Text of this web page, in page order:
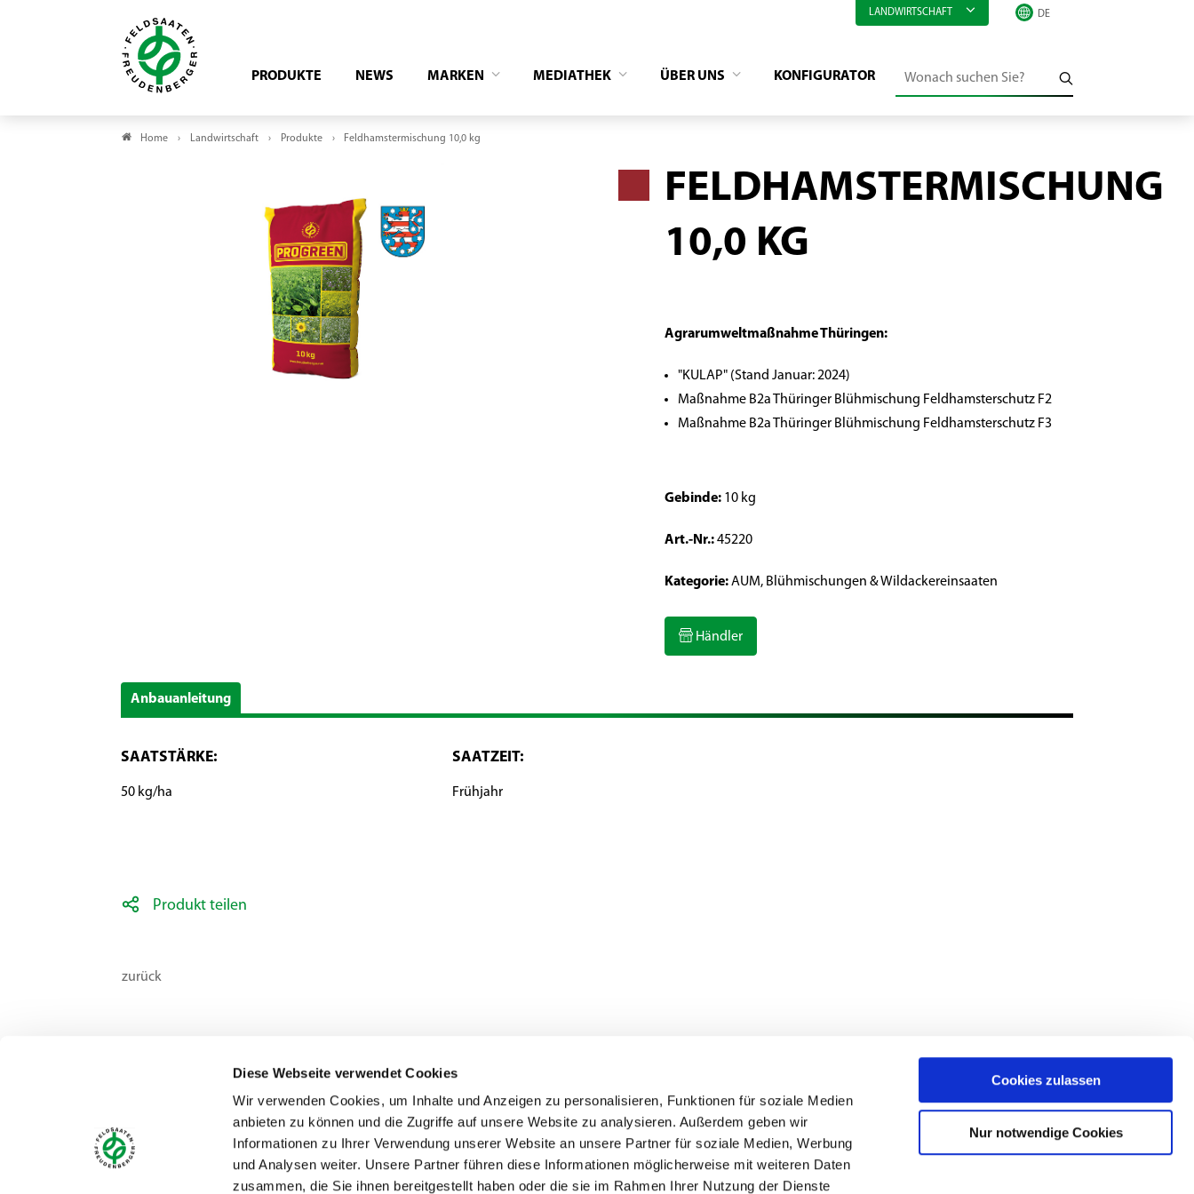
Diese Webseite verwendet Cookies
Wir verwenden Cookies, um Inhalte und Anzeigen zu personalisieren, Funktionen für soziale Medien
anbieten zu können und die Zugriffe auf unsere Website zu analysieren. Außerdem geben wir
Informationen zu Ihrer Verwendung unserer Website an unsere Partner für soziale Medien, Werbung
und Analysen weiter. Unsere Partner führen diese Informationen möglicherweise mit weiteren Daten
zusammen, die Sie ihnen bereitgestellt haben oder die sie im Rahmen Ihrer Nutzung der Dienste
Cookies zulassen
Nur notwendige Cookies
LANDWIRTSCHAFT
PRODUKTE NEWS MARKEN MEDIATHEK ÜBER UNS KONFIGURATOR
Home Landwirtschaft Produkte Feldhamstermischung 10,0 kg
FELDHAMSTERMISCHUNG
10,0 KG
Agrarumweltmaßnahme Thüringen:
"KULAP" (Stand Januar: 2024)
Maßnahme B2a Thüringer Blühmischung Feldhamsterschutz F2
Maßnahme B2a Thüringer Blühmischung Feldhamsterschutz F3
Gebinde: 10 kg
Art.-Nr.:45220
Kategorie:AUM, Blühmischungen & Wildackereinsaaten
Händler
Anbauanleitung
SAATSTÄRKE:
50 kg/ha
SAATZEIT:
Frühjahr
Produkt teilen
zurück
Kontakt
Feldsaaten Freudenberger GmbH & Co. KG
info@freudenberger.net
+49 2151 4417-0